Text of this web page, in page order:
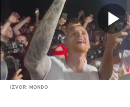
IZVOR: MONDO